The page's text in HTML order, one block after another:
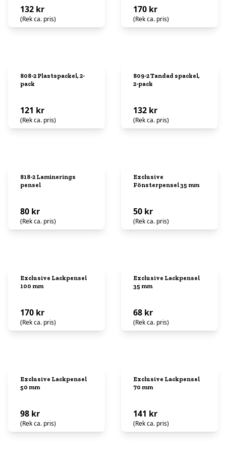
132 kr
(Rek ca. pris)
170 kr
(Rek ca. pris)
808-2 Plastspackel, 2-
pack
121 kr
(Rek ca. pris)
809-2 Tandad spackel,
2-pack
132 kr
(Rek ca. pris)
818-2 Laminerings
pensel
80 kr
(Rek ca. pris)
Exclusive
Fönsterpensel 35 mm
50 kr
(Rek ca. pris)
Exclusive Lackpensel
100 mm
170 kr
(Rek ca. pris)
Exclusive Lackpensel
35 mm
68 kr
(Rek ca. pris)
Exclusive Lackpensel
50 mm
98 kr
(Rek ca. pris)
Exclusive Lackpensel
70 mm
141 kr
(Rek ca. pris)